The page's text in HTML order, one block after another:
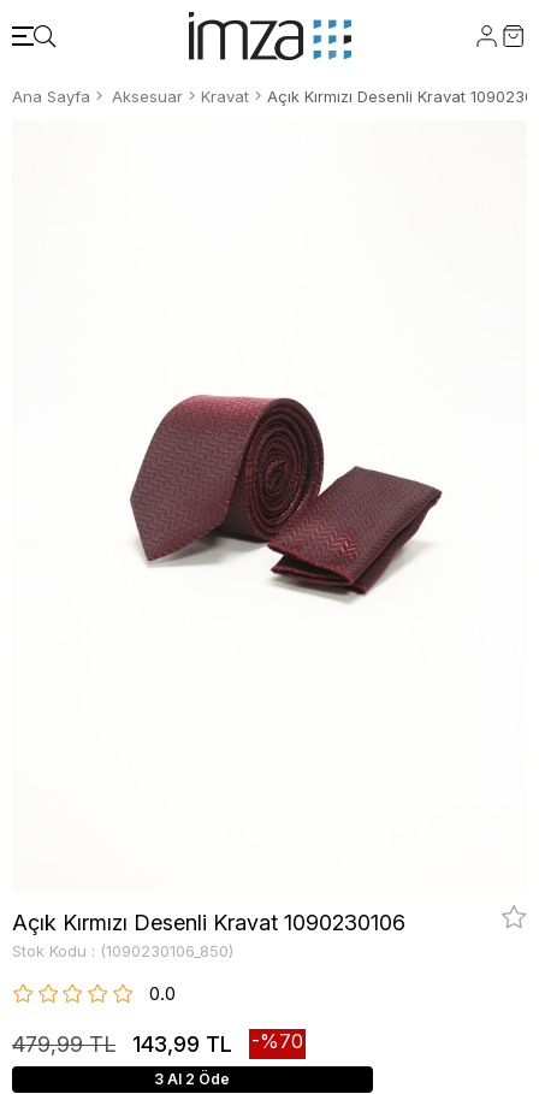
Ana Sayfa Aksesuar Kravat Açık Kırmızı Desenli Kravat
Açık Kırmızı Desenli Kravat 1090230106
Stok Kodu (1090230106_850)
0.0
479,99 TL 143,99 TL 70
3 Al 2 Öde